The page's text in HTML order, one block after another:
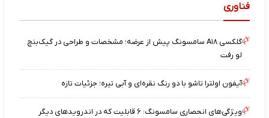
فناوری
گلکسی A۱۸ سامسونگ پیش از عرضه؛ مشخصات و طراحی در گیک‌بنچ
لو رفت
آیفون اولترا تاشو با دو رنگ نقره‌ای و آبی تیره؛ جزئیات تازه
ویژگی‌های انحصاری سامسونگ: ۶ قابلیت که در اندرویدهای دیگر